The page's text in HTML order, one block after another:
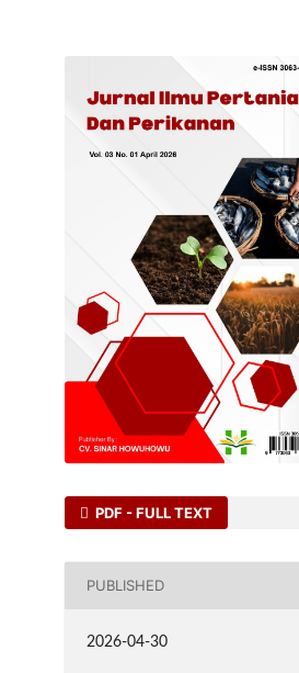
PDF - FULL TEXT
PUBLISHED
2026-04-30